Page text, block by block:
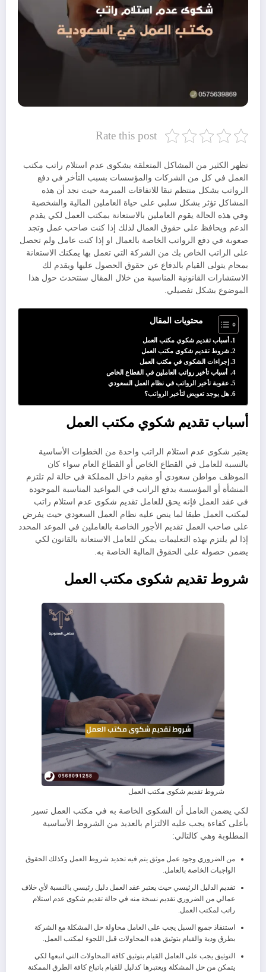
Rate this post
تظهر الكثير من المشاكل المتعلقة بشكوى عدم استلام راتب مكتب
العمل في كل من الشركات والمؤسسات بسبب التأخر في دفع
الرواتب بشكل منتظم تبقا للاتفاقات المبرمة حيث نجد أن هذه
المشاكل تؤثر بشكل سلبي على حياة العاملين المالية والشخصية
وفي هذه الحالة يقوم العاملين بالاستعانة بمكتب العمل لكي يقدم
الدعم ويحافظ على حقوق العمال لذلك إذا كنت صاحب عمل وتجد
صعوبة في دفع الرواتب الخاصة بالعمال او إذا كنت عامل ولم تحصل
على الراتب الخاص بك من الشركة التي تعمل بها يمكنك الاستعانة
بمحام يتولى القيام بالدفاع عن حقوق الحصول عليها ويقدم لك
الاستشارات القانونية المناسبة من خلال المقال سنتحدث حول هذا
الموضوع بشكل تفصيلي.
محتويات المقال
أسباب تقديم شكوي مكتب العمل
شروط تقديم شكوى مكتب العمل
إجراءات الشكوى في مكتب العمل
أسباب تأخير رواتب العاملين في القطاع الخاص
عقوبة تأخير الرواتب في نظام العمل السعودي
هل يوجد تعويض لتأخير الرواتب؟
أسباب تقديم شكوي مكتب العمل
يعتبر شكوى عدم استلام الراتب واحدة من الخطوات الأساسية
بالنسبة للعامل في القطاع الخاص أو القطاع العام سواء كان
الموظف مواطن سعودي أو مقيم داخل المملكة في حالة لم تلتزم
المنشأة أو المؤسسة بدفع الراتب في المواعيد المناسبة الموجودة
في عقد العمل فإنه يحق للعامل تقديم شكوى عدم استلام راتب
لمكتب العمل طبقا لما ينص عليه نظام العمل السعودي حيث يفرض
على صاحب العمل تقديم الأجور الخاصة بالعاملين في الموعد المحدد
إذا لم يلتزم بهذه التعليمات يمكن للعامل الاستعانة بالقانون لكي
يضمن حصوله على الحقوق المالية الخاصة به.
شروط تقديم شكوى مكتب العمل
شروط تقديم شكوى مكتب العمل
لكي يضمن العامل أن الشكوى الخاصة به في مكتب العمل تسير
بأعلى كفاءة يجب عليه الالتزام بالعديد من الشروط الأساسية
المطلوبة وهي كالتالي:
من الضروري وجود عمل موثق يتم فيه تحديد شروط العمل وكذلك الحقوق
الواجبات الخاصة بالعامل.
تقديم الدليل الرئيسي حيث يعتبر عقد العمل دليل رئيسي بالنسبة لأي خلاف
عمالي من الضروري تقديم نسخة منه في حالة تقديم شكوى عدم استلام
راتب لمكتب العمل.
استنفاذ جميع السبل يجب على العامل محاولة حل المشكلة مع الشركة
بطرق ودية والقيام بتوثيق هذه المحاولات قبل اللجوء لمكتب العمل.
التوثيق يجب على العامل القيام بتوثيق كافة المحاولات التي اتبعها لكي
يتمكن من حل المشكلة ويعتبرها كدليل للقيام باتباع كافة الطرق الممكنة